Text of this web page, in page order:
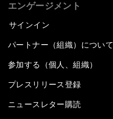
エンゲージメント
サインイン
パートナー（組織）について
参加する（個人、組織）
プレスリリース登録
ニュースレター購読